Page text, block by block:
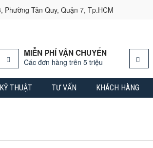
Tân Quy, Quận 7, Tp.HCM
MIỄN PHÍ VẬN CHUYỂN
Các đơn hàng trên 5 triệu
THUẬT TƯ VẤN KHÁCH HÀNG